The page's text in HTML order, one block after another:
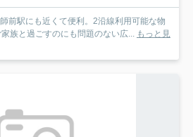
前駅にも近くて便利。2沿線利用可能な物
族と過ごすのにも問題のない広...
もっと見